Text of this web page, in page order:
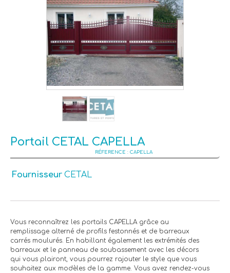
Portail CETAL CAPELLA
CAPELLA
Fournisseur CETAL
Vous reconnaîtrez les portails CAPELLA grâce au
remplissage alterné de profils festonnés et de barreaux
carrés moulurés. En habillant également les extrémités des
barreaux et le panneau de soubassement avec les décors
qui vous plairont, vous pourrez rajouter le style que vous
souhaitez aux modèles de la gamme. Vous avez rendez-vous